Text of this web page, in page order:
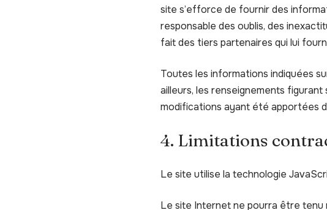
site s’efforce de fournir des
responsable des oublis, des
fait des tiers partenaires qui lui
Toutes les informations indiquées
ailleurs, les renseignements
modifications ayant été apportées
4. Limitations
Le site utilise la technologie
Le site Internet ne pourra être tenu